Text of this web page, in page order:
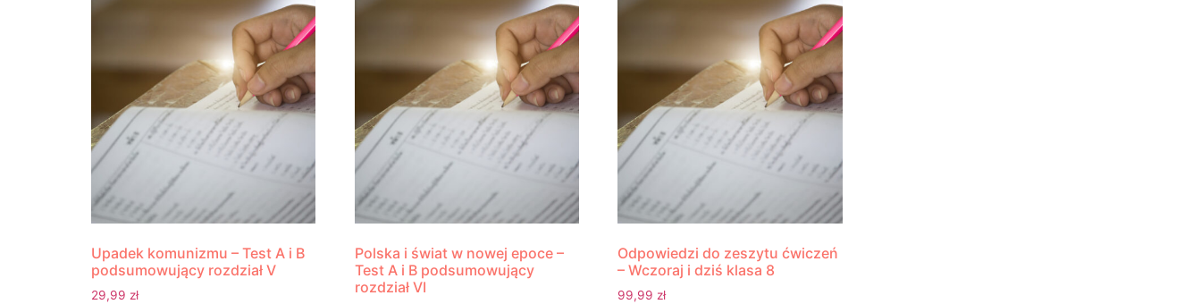
Upadek komunizmu – Test A i B
podsumowujący rozdział V
29,99 zł
Polska i świat w nowej epoce –
Test A i B podsumowujący
rozdział VI
Odpowiedzi do zeszytu ćwiczeń
– Wczoraj i dziś klasa 8
99,99zł